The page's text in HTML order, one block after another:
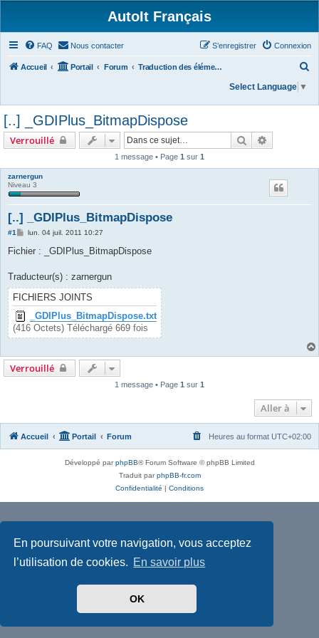
En poursuivant votre navigation, vous acceptez
l’utilisation de cookies. En savoir plus
OK
AutoIt Français
FAQ Nous contacter Connexion
S’enregistrer
Accueil Portail Forum Traduction des éléments du dossier /txtlibfunctions/
c
e
Select Language ▼
[..] _GDIPlus_BitmapDispose
Verrouillé Rechercher
1 message • Page 1 sur 1
zarnergun
Niveau 3
[..] _GDIPlus_BitmapDispose
#1
M
s
g
lun. 04 juil. 2011 10:27
Fichier : _GDIPlus_BitmapDispose
Traducteur(s) : zarnergun
FICHIERS JOINTS
_GDIPlus_BitmapDispose.txt
(416 Octets) Téléchargé 669 fois
Verrouillé
1 message • Page 1 sur 1
Aller à
Accueil Portail Forum Heures au format UTC+02:00
Développé parphpBB® Forum Software © phpBB Limited
Traduit parphpBB-fr.com
Confidentialité | Conditions